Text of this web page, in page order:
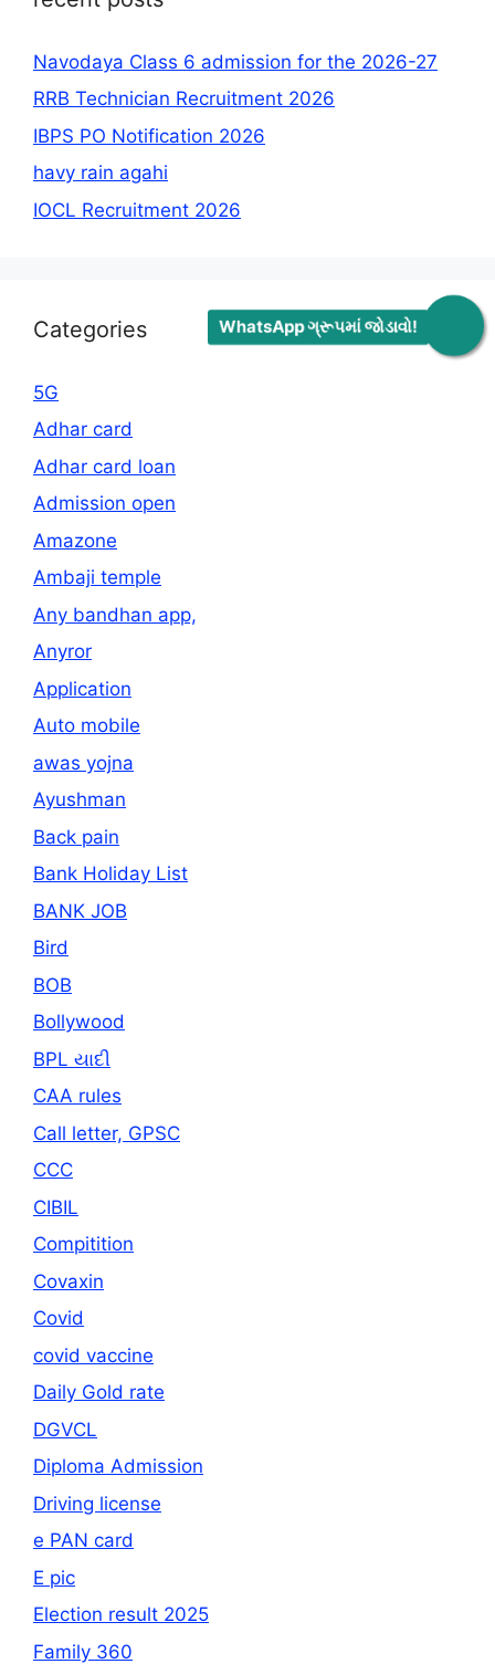
WhatsApp ગ્રૂપમાં જોડાવો!
Navodaya Class 6 admission for the 2026-27
RRB Technician Recruitment 2026
IBPS PO Notification 2026
havy rain agahi
IOCL Recruitment 2026
Categories
5G
Adhar card
Adhar card loan
Admission open
Amazone
Ambaji temple
Any bandhan app,
Anyror
Application
Auto mobile
awas yojna
Ayushman
Back pain
Bank Holiday List
BANK JOB
Bird
BOB
Bollywood
BPL યાદી
CAA rules
Call letter, GPSC
CCC
CIBIL
Compitition
Covaxin
Covid
covid vaccine
Daily Gold rate
DGVCL
Diploma Admission
Driving license
e PAN card
E pic
Election result 2025
Family 360